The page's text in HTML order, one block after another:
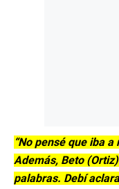
“No pensé que iba
Además, Beto
palabras. Debí